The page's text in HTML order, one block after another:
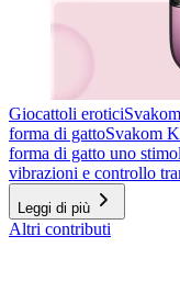
Giocattoli erotici
forma di gattoSvakom
forma di gatto uno
vibrazioni e controllo
Leggi di più
Altri contributi